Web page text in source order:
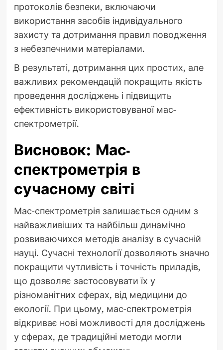
протоколів безпеки, включаючи
використання засобів індивідуального
захисту та дотримання правил поводження
з небезпечними матеріалами.
В результаті, дотримання цих простих, але
важливих рекомендацій покращить якість
проведення досліджень і підвищить
ефективність використовуваної мас-
спектрометрії.
Висновок: Мас-
спектрометрія в
сучасному світі
Мас-спектрометрія залишається одним з
найважливіших та найбільш динамічно
розвиваючихся методів аналізу в сучасній
науці. Сучасні технології дозволяють значно
покращити чутливість і точність приладів,
що дозволяє застосовувати їх у
різноманітних сферах, від медицини до
екології. При цьому, мас-спектрометрія
відкриває нові можливості для досліджень
у сферах, де традиційні методи могли